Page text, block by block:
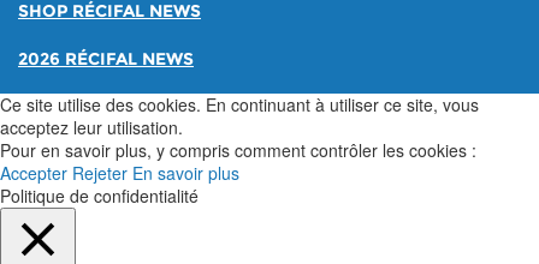
SHOP RÉCIFAL NEWS
2026 RÉCIFAL NEWS
Ce site utilise des cookies. En continuant à utiliser ce site, vous
acceptez leur utilisation.
Pour en savoir plus, y compris comment contrôler les cookies :
Accepter Rejeter En savoir plus
Politique de confidentialité